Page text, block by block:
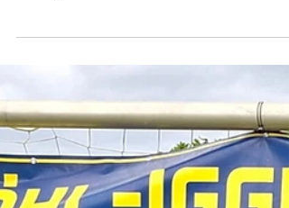
7. Juni 2025
Saisonabschluss der E2-Junioren
Fußballabzeichen & Team-Ausflug
Zum Abschluss einer tollen Saison stand für unsere